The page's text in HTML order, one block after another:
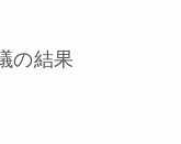
の結果